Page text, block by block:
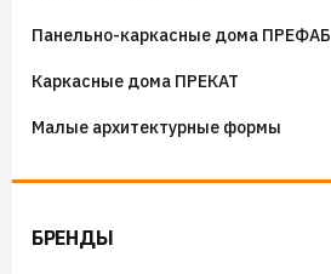
Панельно-каркасные дома ПРЕФАБ
Каркасные дома ПРЕКАТ
Малые архитектурные формы
БРЕНДЫ